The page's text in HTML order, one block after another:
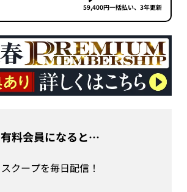
59,400円一括払い、3年更新
有料会員になると…
スクープを毎日配信！